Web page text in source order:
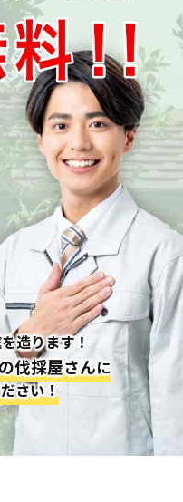
造ります！
伐採屋さんに
さい！